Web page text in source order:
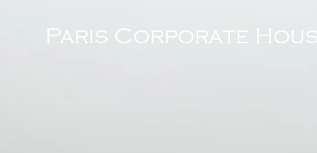
Paris Corporate